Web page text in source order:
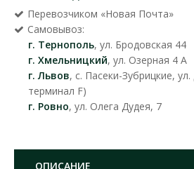
Перевозчиком «Новая Почта»
Самовывоз:
г. Тернополь, ул. Бродовская 44
г. Хмельницкий, ул. Озерная 4 А
г. Львов, с. Пасеки-Зубрицкие,
терминал F)
г. Ровно, ул. Олега Дудея, 7
ОПИСАНИЕ